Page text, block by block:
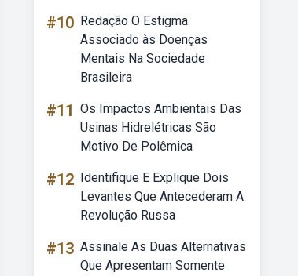
#10 Redação O Estigma
Associado às Doenças
Mentais Na Sociedade
Brasileira
#11 Os Impactos Ambientais Das
Usinas Hidrelétricas São
Motivo De Polêmica
#12 Identifique E Explique Dois
Levantes Que Antecederam A
Revolução Russa
#13 Assinale As Duas Alternativas
Que Apresentam Somente